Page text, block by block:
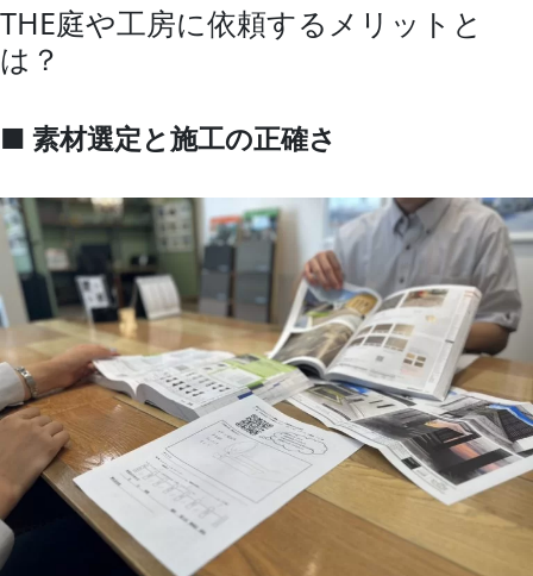
THE庭や工房に依頼するメリットと
は？
■ 素材選定と施工の正確さ